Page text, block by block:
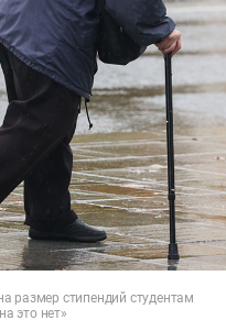
размер стипендий студентам
это нет»